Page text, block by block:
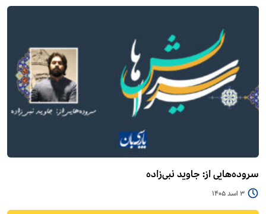
سروده‌هایی از: جاوید نبی‌زاده
3 اسد 1405